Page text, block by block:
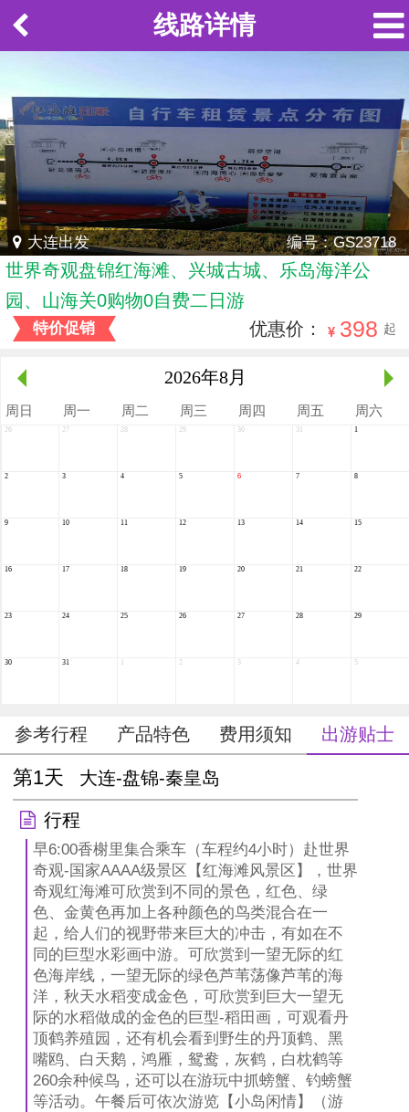
线路详情
大连出发 编号：GS23718
世界奇观盘锦红海滩、兴城古城、乐岛海洋公
园、山海关0购物0自费二日游
特价促销 起
398
优惠价：
周 日 周一 周 二 周 三 周 四 周 五 周 六
26 27 28 29 30 31 1
2 3 4 5 6 7 8
9 10 11 12 13 14 15
16 17 18 19 20 21 22
23 24 25 26 27 28 29
30 31 2 3 4 5
2026年8月
参考行程 产品特色 费用须知 出游贴士
第1天 大连-盘锦-秦皇岛
行程
早6:00香榭里集合乘车（车程约4小时）赴世界
奇观-国家AAAA级景区【红海滩风景区】，世界
奇观红海滩可欣赏到不同的景色，红色、绿
色、金黄色再加上各种颜色的鸟类混合在一
起，给人们的视野带来巨大的冲击，有如在不
同的巨型水彩画中游。可欣赏到一望无际的红
色海岸线，一望无际的绿色芦苇荡像芦苇的海
洋，秋天水稻变成金色，可欣赏到巨大一望无
际的水稻做成的金色的巨型-稻田画，可观看丹
顶鹤养殖园，还有机会看到野生的丹顶鹤、黑
嘴鸥、白天鹅，鸿雁，鸳鸯，灰鹤，白枕鹤等
260余种候鸟，还可以在游玩中抓螃蟹、钓螃蟹
等活动。午餐后可依次游览【小岛闲情】（游